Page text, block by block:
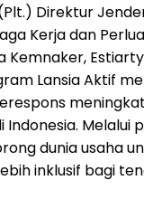
Direktur
Kerja dan
Kemnaker,
Lansia Aktif
Indonesia. Melalui
dunia usaha
inklusif bagi